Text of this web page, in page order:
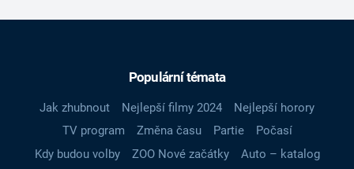
Populární témata
Jak zhubnout Nejlepší filmy 2024
Nejlepší horory
TV program
Změna času Partie
Počasí
Kdy budou volby
ZOO Nové začátky
Auto – katalog